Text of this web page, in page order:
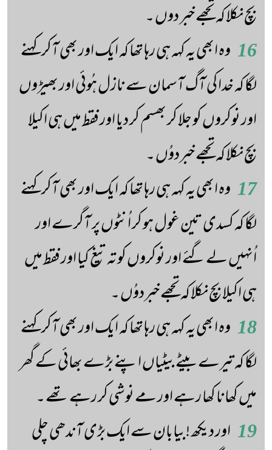
بچ نکلا کہ تجھے خبر دوں ۔
16 وہ ابھی یہ کہہ ہی رہا تھا کہ ایک اور بھی آکر کہنے
لگا کہ خدا کی آگ آسمان سے نازل ہُوئی اور بھیڑوں
اور نوکروں کو جلا کر بھسم کر دیا اور فقط میں ہی اکیلا
بچ نکلا کہ تجھے خبردوُں ۔
17 وہ ابھی یہ کہہ ہی رہا تھا کہ ایک اور بھی آکر کہنے
لگا کہ کسدی تین غول ہو کر اُنٹوں پر آگرے اور
اُنہیں لے گئے اور نوکروں کو تہ تیغ کیا اور فقط میں
ہی اکیلا بچ نکلا کہ تجھے خبردوُں ۔
18 وہ ابھی یہ کہہ ہی رہا تھا کہ ایک اور بھی آکر کہنے
لگا کہ تیرے بیٹے بیٹیاں اپنے بڑے بھائی کے گھر
میں کھانا کھا رہے اور مے نوشی کر رہے تھے ۔
19 اور دیکھ !بیابان سے ایک بڑی آندھی چلی